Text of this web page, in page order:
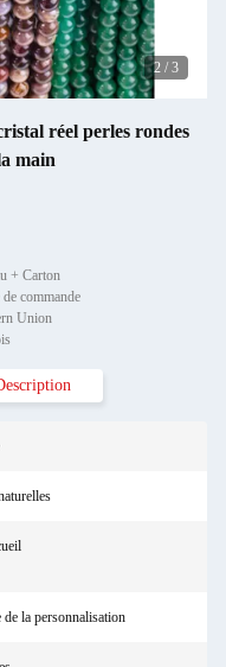
2 / 3
réel perles rondes
main
+ Carton
commande
Union
de la personnalisation